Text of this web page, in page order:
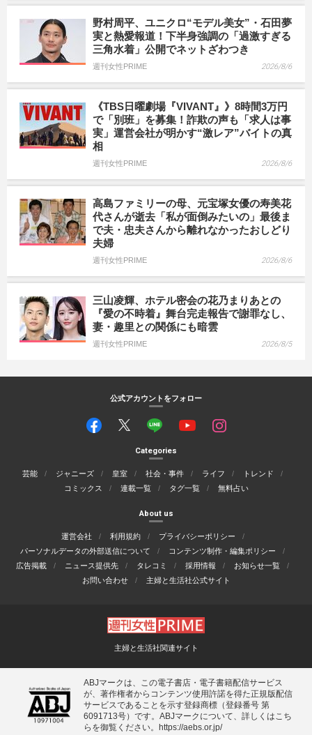
野村周平、ユニクロ“モデル美女”・石田夢
実と熱愛報道！下半身強調の「過激すぎる
三角水着」公開でネットざわつき
週刊女性PRIME 2026/8/6
《TBS日曜劇場『VIVANT』》8時間3万円
で「別班」を募集！詐欺の声も「求人は事
実」運営会社が明かす“激レア”バイトの真
相
週刊女性PRIME 2026/8/6
高島ファミリーの母、元宝塚女優の寿美花
代さんが逝去「私が面倒みたいの」最後ま
で夫・忠夫さんから離れなかったおしどり
夫婦
週刊女性PRIME 2026/8/6
三山凌輝、ホテル密会の花乃まりあとの
『愛の不時着』舞台完走報告で謝罪なし、
妻・趣里との関係にも暗雲
週刊女性PRIME 2026/8/5
公式アカウントをフォロー
Categories
芸能 ジャニーズ 皇室 社会・事件 ライフ
トレンド
コミックス
連載一覧 タグ一覧 無料占い
About us
運営会社 利用規約
プライバシーポリシー
パーソナルデータの外部送信について
コンテンツ制作・編集ポリシー
広告掲載
ニュース提供先 タレコミ 採用情報
お知らせ一覧
お問い合わせ
主婦と生活社公式サイト
主婦と生活社関連サイト
ABJマークは、この電子書店・電子書籍配信サービス
が、著作権者からコンテンツ使用許諾を得た正規版配信
サービスであることを示す登録商標（登録番号 第
6091713号）です。ABJマークについて、詳しくはこち
らを御覧ください。
https://aebs.or.jp/